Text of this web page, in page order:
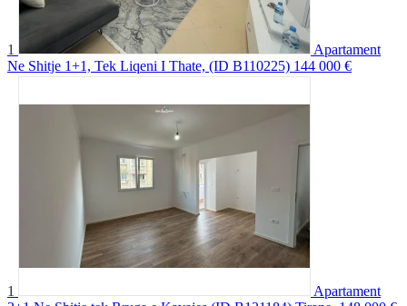
1
Apartament
Ne Shitje 1+1, Tek Liqeni I Thate, (ID B110225) 144 000 €
1
Apartament